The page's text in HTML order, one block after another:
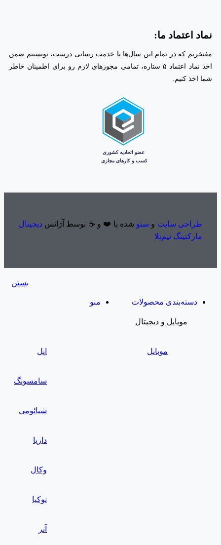
نماد اعتماد ما:
مفتخریم که در تمام این سال‌ها با خدمت رسانی درست، تونستیم ضمن
اخذ نماد اعتماد ۵ ستاره، تمامی مجوز‌های لازم رو برای اطمینان خاطر
شما اخذ کنیم.
طراحی سایت و سئو شده با ❤️ و ☕ توسط آژانس دیجیتال
مارکتینگ تیم‌تِلا
بستن
دسته‌بندی محصولات منو
موبایل و دیجیتال
موبایل اپل
سامسونگ
شیائومی
داریا
وکال
نوکیا
آنر